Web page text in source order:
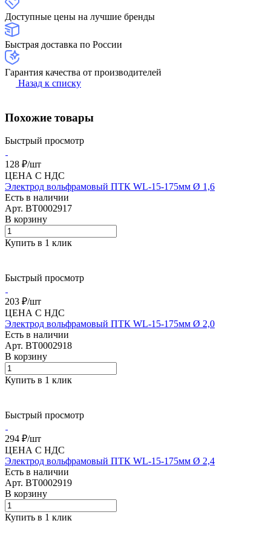
Доступные цены на лучшие бренды
Быстрая доставка по России
Гарантия качества от производителей
Назад к списку
Похожие товары
Быстрый просмотр
128 ₽/шт
ЦЕНА С НДС
Электрод вольфрамовый ПТК WL-15-175мм Ø 1,6
Есть в наличии
Арт. BT0002917
В корзину
Купить в 1 клик
Быстрый просмотр
203 ₽/шт
ЦЕНА С НДС
Электрод вольфрамовый ПТК WL-15-175мм Ø 2,0
Есть в наличии
Арт. BT0002918
В корзину
Купить в 1 клик
Быстрый просмотр
294 ₽/шт
ЦЕНА С НДС
Электрод вольфрамовый ПТК WL-15-175мм Ø 2,4
Есть в наличии
Арт. BT0002919
В корзину
Купить в 1 клик